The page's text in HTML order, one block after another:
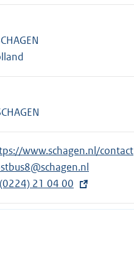
www.schagen.nl/contact
E
x
(0224) 21 04 00